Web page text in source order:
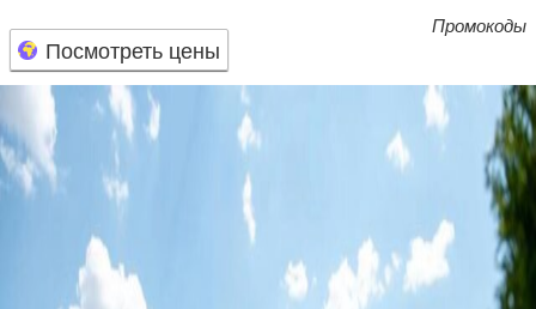
Посмотреть цены
Промокоды